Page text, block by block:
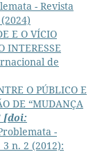
- Revista
E O VÍCIO
INTERESSE
de
O PÚBLICO E
DE “MUDANÇA
[doi:
-
n. 2 (2012):